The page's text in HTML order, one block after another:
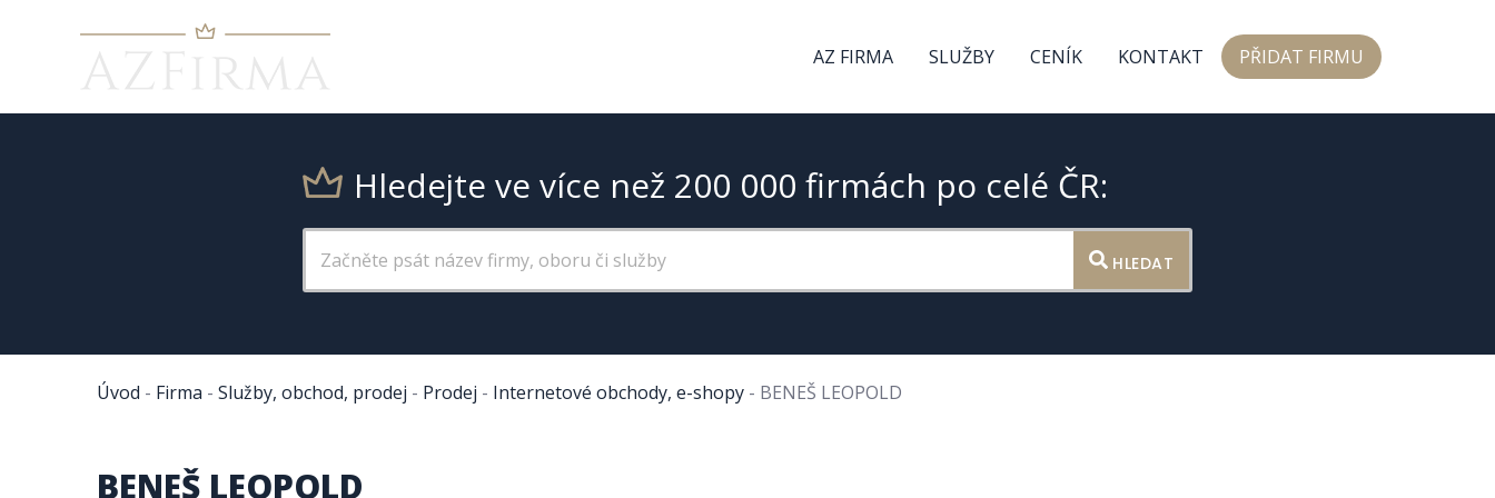
AZ FIRMA SLUŽBY CENÍK KONTAKT PŘIDAT FIRMU
Hledejte ve více než 200 000 firmách po celé ČR:
HLEDAT
Úvod - Firma - Služby, obchod, prodej - Prodej - Internetové obchody, e-shopy - BENEŠ LEOPOLD
BENEŠ LEOPOLD